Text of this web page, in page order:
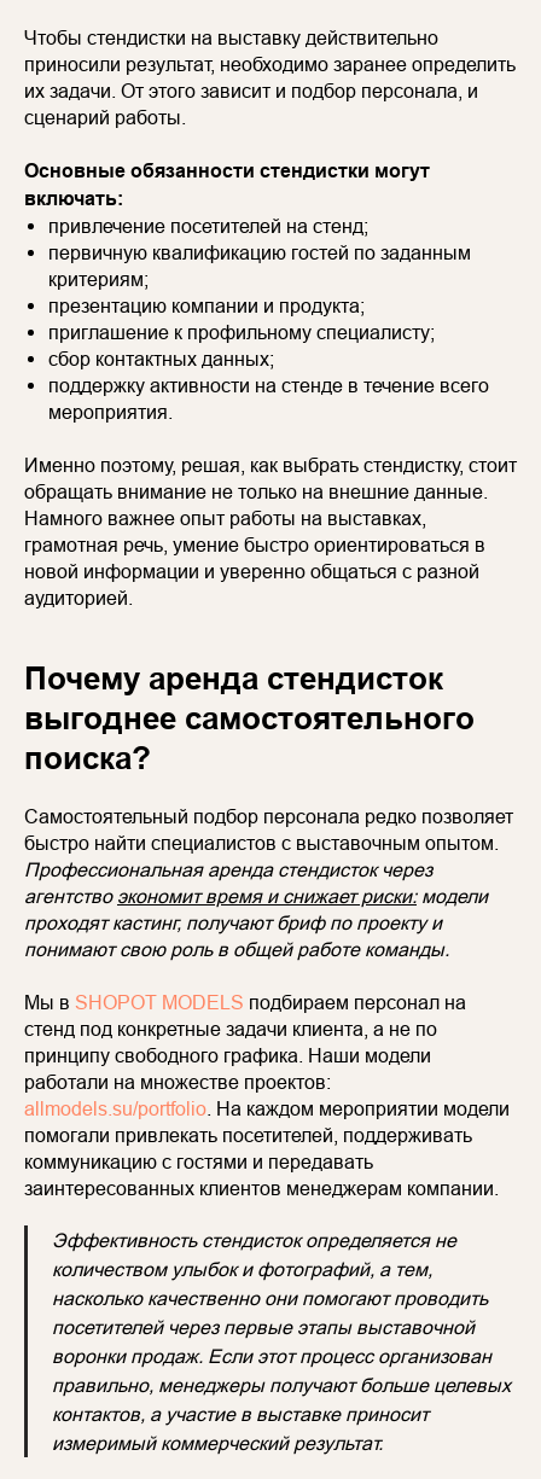
Чтобы стендистки на выставку действительно
приносили результат, необходимо заранее определить
их задачи. От этого зависит и подбор персонала, и
сценарий работы.
Основные обязанности стендистки могут
включать:
привлечение посетителей на стенд;
первичную квалификацию гостей по заданным
критериям;
презентацию компании и продукта;
приглашение к профильному специалисту;
сбор контактных данных;
поддержку активности на стенде в течение всего
мероприятия.
Именно поэтому, решая, как выбрать стендистку, стоит
обращать внимание не только на внешние данные.
Намного важнее опыт работы на выставках,
грамотная речь, умение быстро ориентироваться в
новой информации и уверенно общаться с разной
аудиторией.
Почему аренда стендисток
выгоднее самостоятельного
поиска?
Самостоятельный подбор персонала редко позволяет
быстро найти специалистов с выставочным опытом.
Профессиональная аренда стендисток через
агентство экономит время и снижает риски:модели
проходят кастинг, получают бриф по проекту и
понимают свою роль в общей работе команды.
Мы в SHOPOT MODELS подбираем персонал на
стенд под конкретные задачи клиента, а не по
принципу свободного графика. Наши модели
работали на множестве проектов:
allmodels.su/portfolio . На каждом мероприятии модели
помогали привлекать посетителей, поддерживать
коммуникацию с гостями и передавать
заинтересованных клиентов менеджерам компании.
Эффективность стендисток определяется не
количеством улыбок и фотографий, а тем,
насколько качественно они помогают проводить
посетителей через первые этапы выставочной
воронки продаж. Если этот процесс организован
правильно, менеджеры получают больше целевых
контактов, а участие в выставке приносит
измеримый коммерческий результат.